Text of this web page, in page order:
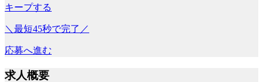
キープする
＼最短45秒で完了／
応募へ進む
求人概要